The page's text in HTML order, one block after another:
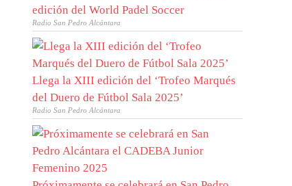
edición del World Padel Soccer
Radio San Pedro Alcántara
Llega la XIII edición del ‘Trofeo Marqués
del Duero de Fútbol Sala 2025’
Radio San Pedro Alcántara